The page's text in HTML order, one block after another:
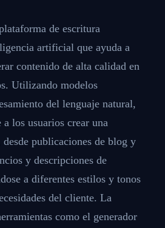
de escritura
artificial que ayuda a
contenido de alta calidad en
Utilizando modelos
del lenguaje natural,
los usuarios crear una
publicaciones de blog y
y descripciones de
a diferentes estilos y tonos
del cliente. La
como el generador